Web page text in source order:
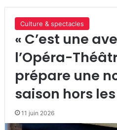
Culture & spectacles
« C’est une
l’Opéra-
prépare une
saison hors
11 juin 2026